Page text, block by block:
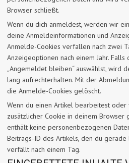
Browser schließt.
Wenn du dich anmeldest, werden wir
deine Anmeldeinformationen und
Anmelde-Cookies verfallen nach zwei
Anzeigeoptionen nach einem Jahr.
„Angemeldet bleiben“ auswählst, wird
lang aufrechterhalten. Mit der
die Anmelde-Cookies gelöscht.
Wenn du einen Artikel bearbeitest
zusätzlicher Cookie in deinem Browser
enthält keine personenbezogenen
Beitrags-ID des Artikels, den du
verfällt nach einem Tag.